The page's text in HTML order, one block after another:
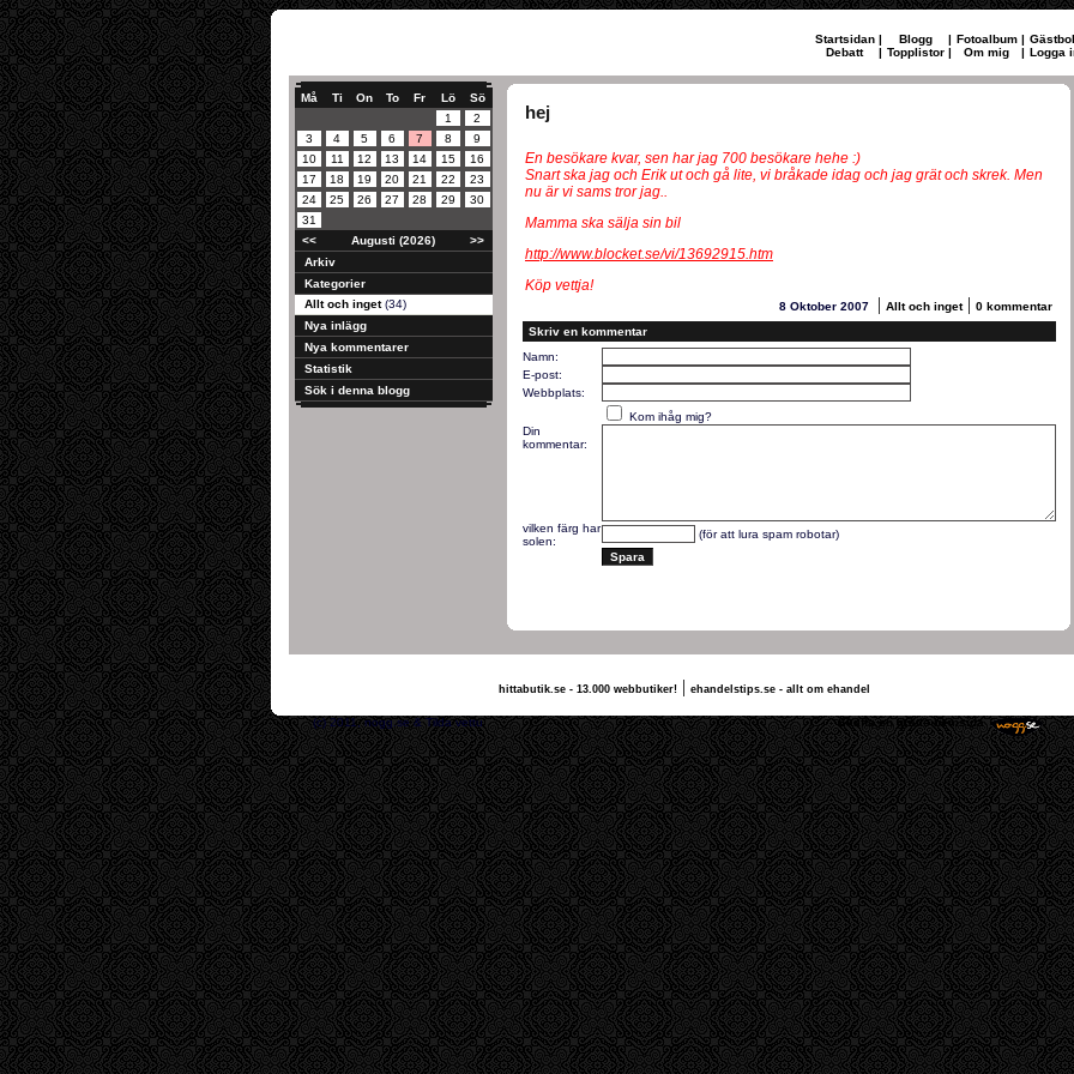
Startsidan | Blogg | Fotoalbum |
Debatt
| Topplistor | Om mig | Logga
Må Ti On To Fr Lö
Sö
1
2
3
4 5 6 7 8
9
10
11 12 13 14 15
16
17
18 19 20 21 22
23
24
25 26 27 28 29
30
31
<<
Augusti (2026)
>>
Arkiv
Kategorier
Allt och inget(34)
Nya inlägg
Nya kommentarer
Statistik
Sök i denna blogg
hej
En besökare kvar, sen har jag 700 besökare hehe :)
Snart ska jag och Erik ut och gå lite, vi bråkade idag och jag grät och skrek. Men
nu är vi sams tror jag..
Mamma ska sälja sin bil
http://www.blocket.se/vi/13692915.htm
Köp vettja!
8 Oktober 2007 | Allt och inget| 0 kommentar
Skriv en kommentar
Namn:
E-post:
Webbplats:
Kom ihåg mig?
Din
kommentar:
vilken färg har
solen:
(för att lura spam robotar)
hittabutik.se - 13.000 webbutiker!| ehandelstips.se - allt om ehandel
(c) 2011, nogg.se & Tilda vettu Skaffa en gratis hemsida